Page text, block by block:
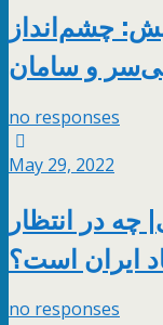
چشم‌انداز
بی‌سر و سامان
no responses
May 29, 2022
چه در انتظار
ایران است؟
no responses